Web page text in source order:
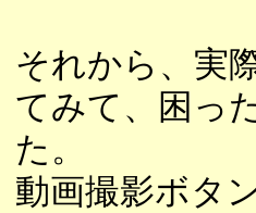
それから、実
てみて、困っ
た。
動画撮影ボタ